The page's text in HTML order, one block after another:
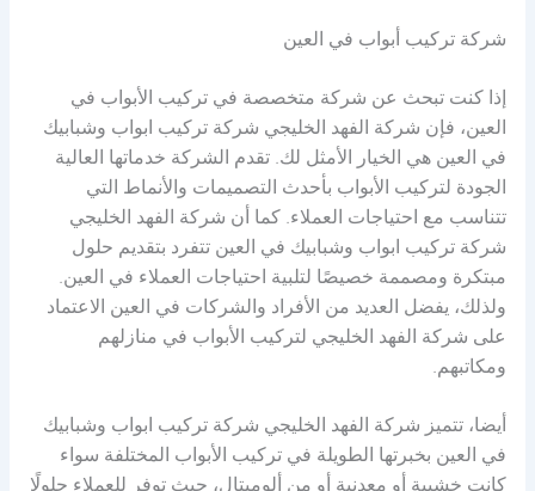
شركة تركيب أبواب في العين
إذا كنت تبحث عن شركة متخصصة في تركيب الأبواب في
العين، فإن شركة الفهد الخليجي شركة تركيب ابواب وشبابيك
في العين هي الخيار الأمثل لك. تقدم الشركة خدماتها العالية
الجودة لتركيب الأبواب بأحدث التصميمات والأنماط التي
تتناسب مع احتياجات العملاء. كما أن شركة الفهد الخليجي
شركة تركيب ابواب وشبابيك في العين تتفرد بتقديم حلول
مبتكرة ومصممة خصيصًا لتلبية احتياجات العملاء في العين.
ولذلك، يفضل العديد من الأفراد والشركات في العين الاعتماد
على شركة الفهد الخليجي لتركيب الأبواب في منازلهم
ومكاتبهم.
أيضا، تتميز شركة الفهد الخليجي شركة تركيب ابواب وشبابيك
في العين بخبرتها الطويلة في تركيب الأبواب المختلفة سواء